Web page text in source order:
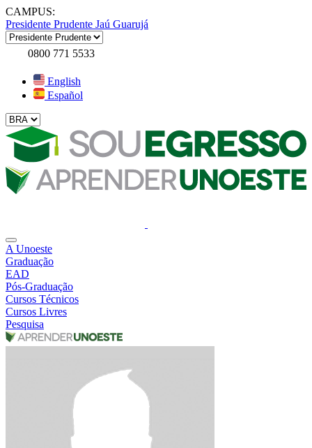
CAMPUS:
Presidente Prudente Jaú Guarujá
0800 771 5533
English
Español
A Unoeste
Graduação
EAD
Pós-Graduação
Cursos Técnicos
Cursos Livres
Pesquisa